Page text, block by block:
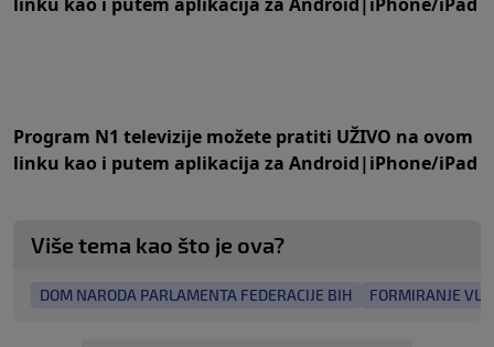
Program N1 televizije možete pratiti UŽIVO na ovom
linku kao i putem aplikacija za Android|iPhone/iPad
Više tema kao što je ova?
DOM NARODA PARLAMENTA FEDERACIJE BIH FORMIRANJE